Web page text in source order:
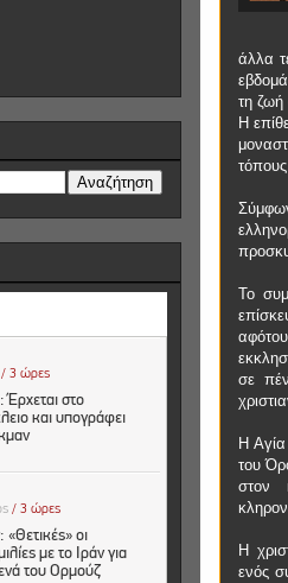
άλλα
τη ζωή
Η
Το
σε
Η
του
στον
Η
ενός